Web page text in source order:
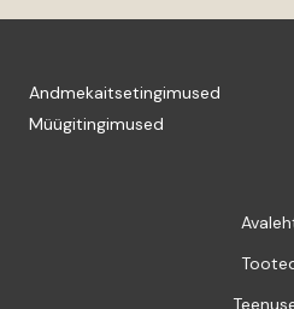
Andmekaitsetingimused
Müügitingimused